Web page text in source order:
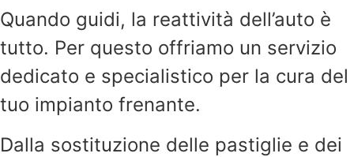
Quando guidi, la reattività dell’auto è
tutto. Per questo offriamo un servizio
dedicato e specialistico per la cura del
tuo impianto frenante.
Dalla sostituzione delle pastiglie e dei